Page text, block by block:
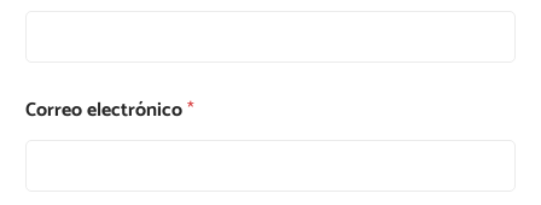
Correo electrónico*